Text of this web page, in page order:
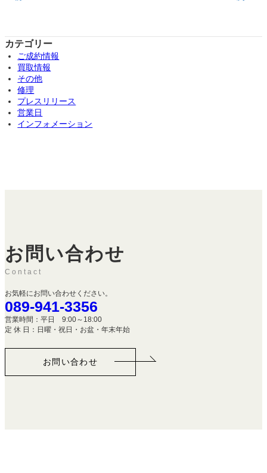
カテゴリー
ご成約情報
買取情報
その他
修理
プレスリリース
営業日
インフォメーション
お問い合わせ
Contact
お気軽にお問い合わせください。
089-941-3356
営業時間：平日 9:00～18:00
定 休 日：日曜・祝日・お盆・年末年始
お問い合わせ